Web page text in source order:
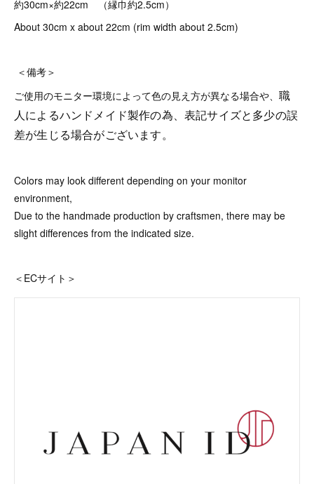
約30cm×約22cm （縁巾約2.5cm）
About 30cm x about 22cm (rim width about 2.5cm)
＜備考＞
ご使用のモニター環境によって色の見え方が異なる場合や、 職
人によるハンドメイド製作の為、表記サイズと多少の誤
差が生じる場合がございます。
Colors may look different depending on your monitor
environment,
Due to the handmade production by craftsmen, there may be
slight differences from the indicated size.
＜ECサイト＞